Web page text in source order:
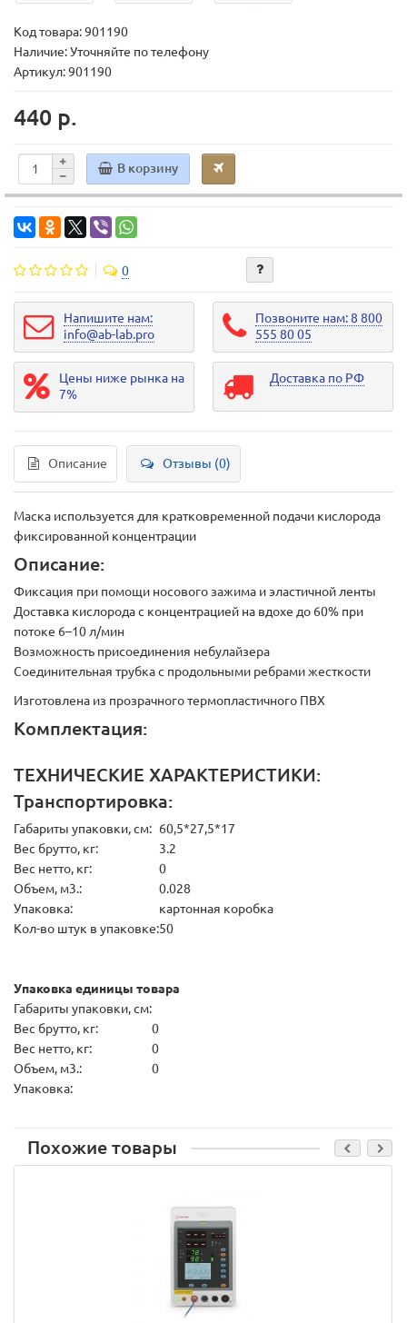
Код товара:901190
Наличие: Уточняйте по телефону
Артикул: 901190
440 р.
В корзину
0
Напишите нам:
info@ab-lab.pro
Позвоните нам: 8 800
555 80 05
Цены ниже рынка на
7%
Доставка по РФ
Описание Отзывы (0)
Маска используется для кратковременной подачи кислорода
фиксированной концентрации
Описание:
Фиксация при помощи носового зажима и эластичной ленты
Доставка кислорода с концентрацией на вдохе до 60% при
потоке 6–10 л/мин
Возможность присоединения небулайзера
Соединительная трубка с продольными ребрами жесткости
Изготовлена из прозрачного термопластичного ПВХ
Комплектация:
ТЕХНИЧЕСКИЕ ХАРАКТЕРИСТИКИ:
Транспортировка:
Габариты упаковки, см: 60,5*27,5*17
Вес брутто, кг:
3.2
Вес нетто, кг:
0
Объем, м3.:
0.028
Упаковка:
картонная коробка
Кол-во штук в упаковке:50
Упаковка единицы товара
Габариты упаковки, см:
Вес брутто, кг:
0
Вес нетто, кг:
0
Объем, м3.:
0
Упаковка:
Похожие товары